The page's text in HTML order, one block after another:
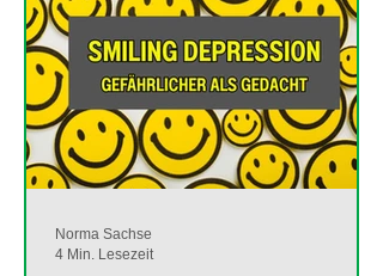
Norma Sachse
4 Min. Lesezeit